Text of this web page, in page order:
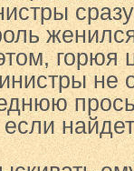
не